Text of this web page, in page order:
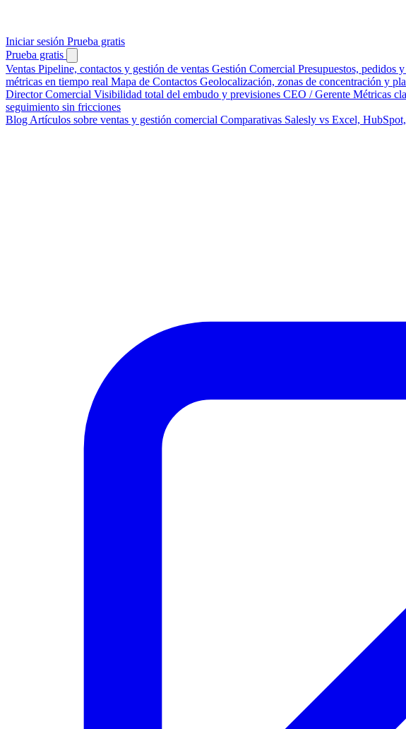
Iniciar sesión Prueba gratis
Prueba gratis
Ventas Pipeline, contactos y gestión de ventas Gestión Comercial Presupuestos, pedidos
métricas en tiempo real Mapa de Contactos Geolocalización, zonas de concentración y
Director Comercial Visibilidad total del embudo y previsiones CEO / Gerente Métricas
seguimiento sin fricciones
Blog Artículos sobre ventas y gestión comercial Comparativas Salesly vs Excel,